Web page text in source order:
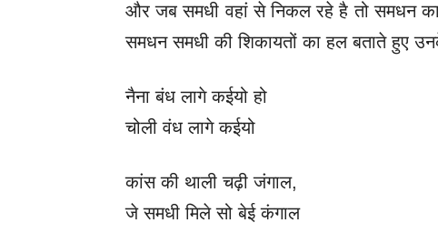
और जब समधी वहां से निकल रहे है तो समधन
समधन समधी की शिकायतों का हल बताते हुए
नैना बंध लागे कईयो हो
चोली वंध लागे कईयो
कांस की थाली चढ़ी जंगाल,
जे समधी मिले सो बेई कंगाल